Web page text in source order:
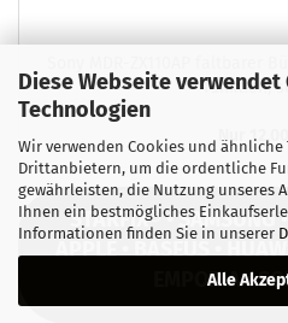
Diese Webseite
Technologien
Wir verwenden Cookies und
Drittanbietern, um die ordentliche
gewährleisten, die Nutzung unseres
Ihnen ein bestmögliches
Informationen finden Sie in unserer
Alle
funk­ti­on,
Nur 12,00
STARFIX® • SAMSUNG
APPLE • BASEUS •
EMPORIA •